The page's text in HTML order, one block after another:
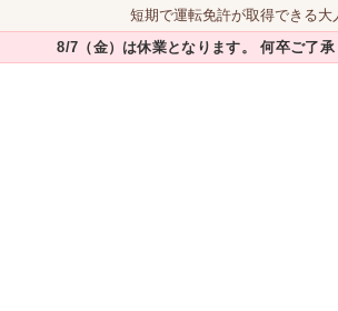
短期で運転免許が取得できる
8/7（金）は休業となります。
何卒ご了承